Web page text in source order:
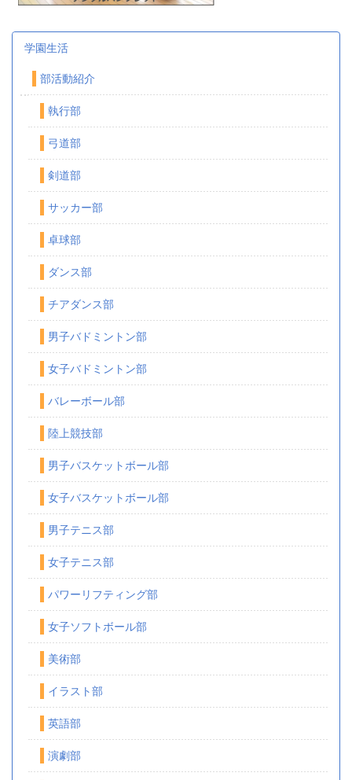
学園生活
部活動紹介
執行部
弓道部
剣道部
サッカー部
卓球部
ダンス部
チアダンス部
男子バドミントン部
女子バドミントン部
バレーボール部
陸上競技部
男子バスケットボール部
女子バスケットボール部
男子テニス部
女子テニス部
パワーリフティング部
女子ソフトボール部
美術部
イラスト部
英語部
演劇部